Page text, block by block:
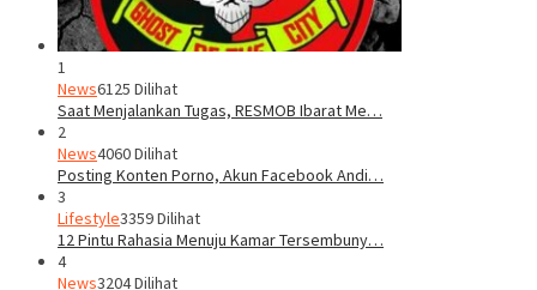
1
News6125 Dilihat
Saat Menjalankan Tugas, RESMOB Ibarat Me…
2
News4060 Dilihat
Posting Konten Porno, Akun Facebook Andi…
3
Lifestyle3359 Dilihat
12 Pintu Rahasia Menuju Kamar Tersembuny…
4
News3204 Dilihat